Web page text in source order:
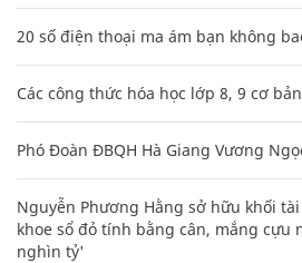
20 số điện thoại ma ám bạn không
Các công thức hóa học lớp 8, 9 cơ
Phó Đoàn ĐBQH Hà Giang Vương
Nguyễn Phương Hằng sở hữu khối
khoe sổ đỏ tính bằng cân, mắng cựu
nghìn tỷ'